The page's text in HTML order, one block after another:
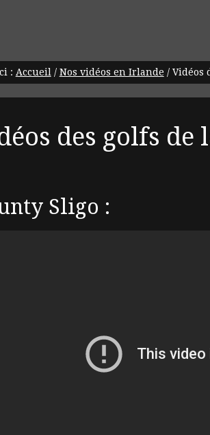
: Accueil / Nos vidéos en Irlande /Vidéos
des golfs
Sligo :